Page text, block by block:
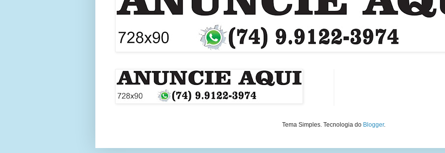
Tema Simples. Tecnologia do Blogger.